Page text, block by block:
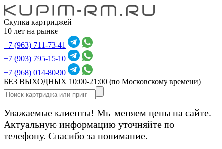
Скупка картриджей
10 лет на рынке
+7 (963) 711-73-41
+7 (903) 795-15-10
+7 (968) 014-80-90
БЕЗ ВЫХОДНЫХ 10:00-21:00 (по Московскому времени)
Уважаемые клиенты! Мы меняем цены на сайте.
Актуальную информацию уточняйте по
телефону. Спасибо за понимание.